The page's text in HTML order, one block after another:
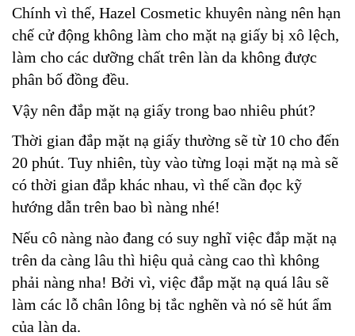
Chính vì thế, Hazel Cosmetic khuyên nàng nên hạn
chế cử động không làm cho mặt nạ giấy bị xô lệch,
làm cho các dưỡng chất trên làn da không được
phân bố đồng đều.
Vậy nên đắp mặt nạ giấy trong bao nhiêu phút?
Thời gian đắp mặt nạ giấy thường sẽ từ 10 cho đến
20 phút. Tuy nhiên, tùy vào từng loại mặt nạ mà sẽ
có thời gian đắp khác nhau, vì thế cần đọc kỹ
hướng dẫn trên bao bì nàng nhé!
Nếu cô nàng nào đang có suy nghĩ việc đắp mặt nạ
trên da càng lâu thì hiệu quả càng cao thì không
phải nàng nha! Bởi vì, việc đắp mặt nạ quá lâu sẽ
làm các lỗ chân lông bị tắc nghẽn và nó sẽ hút ẩm
của làn da.